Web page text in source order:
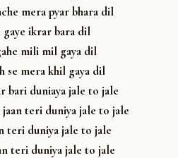
mera pyar bhara dil
gaye ikrar bara dil
mili mil gaya dil
se mera khil gaya dil
bari duniaya jale to jale
teri duniya jale to jale
teri duniya jale to jale
teri duniya jale to jale